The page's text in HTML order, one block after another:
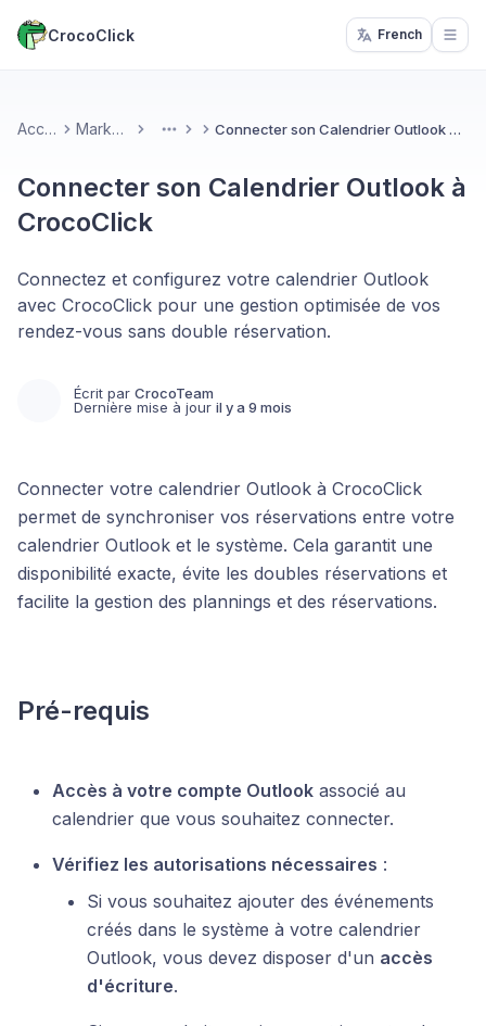
CrocoClick French
Accueil Marketing More Connecter son Calendrier Outlook à CrocoClick
Connecter son Calendrier Outlook à
CrocoClick
Connectez et configurez votre calendrier Outlook
avec CrocoClick pour une gestion optimisée de vos
rendez-vous sans double réservation.
Écrit par CrocoTeam
Dernière mise à jour il y a 9 mois
Connecter votre calendrier Outlook à CrocoClick
permet de synchroniser vos réservations entre votre
calendrier Outlook et le système. Cela garantit une
disponibilité exacte, évite les doubles réservations et
facilite la gestion des plannings et des réservations.
Pré-requis
Accès à votre compte Outlook associé au
calendrier que vous souhaitez connecter.
Vérifiez les autorisations nécessaires :
Si vous souhaitez ajouter des événements
créés dans le système à votre calendrier
Outlook, vous devez disposer d'un accès
d'écriture.